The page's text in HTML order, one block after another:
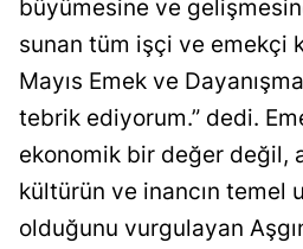
büyümesine ve
sunan tüm işçi ve emekçi
Mayıs Emek ve
tebrik ediyorum.” dedi.
ekonomik bir değer değil,
kültürün ve inancın temel
olduğunu vurgulayan